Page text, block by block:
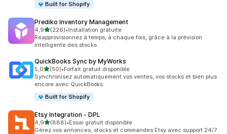
Built for Shopify
Prediko Inventory Management
4,9étoile(s) sur 5
(226)
226 avis au total
•Installation gratuite
Réapprovisionnez à temps, à chaque fois, grâce à la prévision
intelligente des stocks.
QuickBooks Sync by MyWorks
5,0étoile(s) sur 5
(50)
50 avis au total
•Forfait gratuit disponible
Synchronisez automatiquement vos ventes, vos stocks et bien plus
encore avec QuickBooks.
Built for Shopify
Etsy Integration ‑ DPL
4,9étoile(s) sur 5
(888)
888 avis au total
•Essai gratuit disponible
Gérez vos annonces, stocks et commandes Etsy avec support 24/7